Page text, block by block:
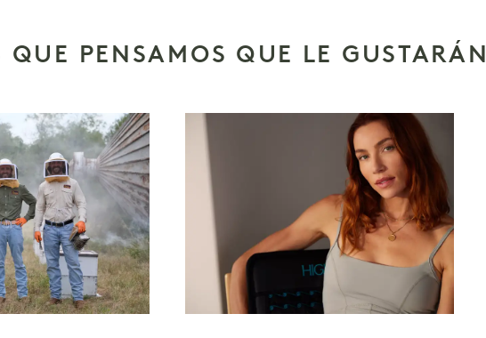
PENSAMOS QUE LE GUSTARÁN